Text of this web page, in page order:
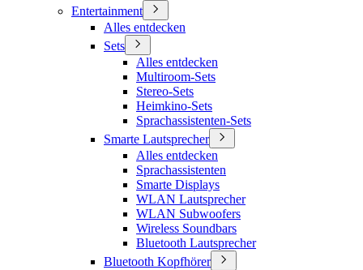
Entertainment
Alles entdecken
Sets
Alles entdecken
Multiroom-Sets
Stereo-Sets
Heimkino-Sets
Sprachassistenten-Sets
Smarte Lautsprecher
Alles entdecken
Sprachassistenten
Smarte Displays
WLAN Lautsprecher
WLAN Subwoofers
Wireless Soundbars
Bluetooth Lautsprecher
Bluetooth Kopfhörer